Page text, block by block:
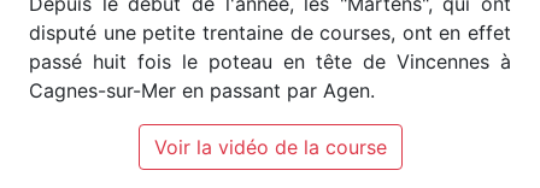
disputé une petite trentaine de courses, ont en effet
passé huit fois le poteau en tête de Vincennes à
Cagnes-sur-Mer en passant par Agen.
Voir la vidéo de la course